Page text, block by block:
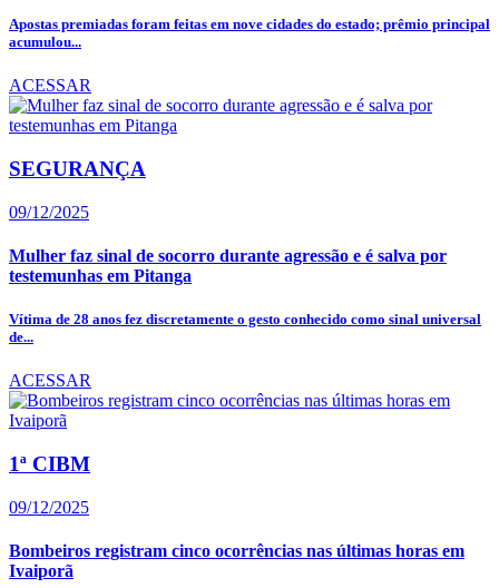
Apostas premiadas foram feitas em nove cidades do estado; prêmio principal
acumulou...
ACESSAR
SEGURANÇA
09/12/2025
Mulher faz sinal de socorro durante agressão e é salva por
testemunhas em Pitanga
Vítima de 28 anos fez discretamente o gesto conhecido como sinal universal
de...
ACESSAR
1ª CIBM
09/12/2025
Bombeiros registram cinco ocorrências nas últimas horas em
Ivaiporã